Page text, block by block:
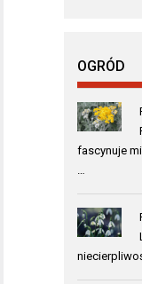
OGRÓD
fascynuje
…